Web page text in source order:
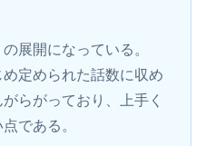
展開になっている。
定められた話数に収め
らがっており、上手く
である。